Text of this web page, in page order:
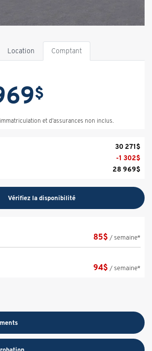
Location Comptant
$
et d'assurances non inclus.
30 271$
-1 302$
28 969$
Vérifiez la disponibilité
85$ / semaine*
94$ / semaine*